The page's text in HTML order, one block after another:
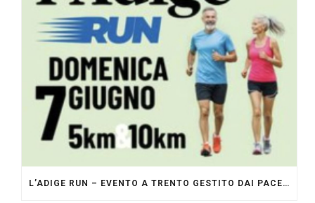
L’ADIGE RUN – EVENTO A TRENTO GESTITO DAI PACERS GLI ORIGINALI